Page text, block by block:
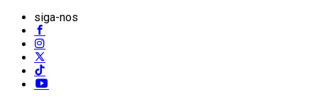
siga-nos